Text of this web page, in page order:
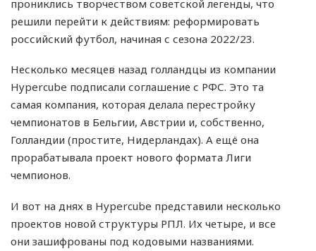
прониклись творчеством советской легенды, что
решили перейти к действиям: реформировать
российский футбол, начиная с сезона 2022/23.
Несколько месяцев назад голландцы из компании
Hypercube подписали соглашение с РФС. Это та
самая компания, которая делала перестройку
чемпионатов в Бельгии, Австрии и, собственно,
Голландии (простите, Нидерландах). А ещё она
прорабатывала проект нового формата Лиги
чемпионов.
И вот на днях в Hypercube представили несколько
проектов новой структуры РПЛ. Их четыре, и все
они зашифрованы под кодовыми названиями.